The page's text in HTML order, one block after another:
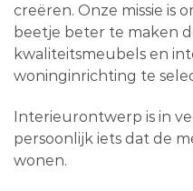
creëren. Onze missie is
beetje beter te maken
kwaliteitsmeubels en
woninginrichting te
Interieurontwerp is in
persoonlijk iets dat de
wonen.